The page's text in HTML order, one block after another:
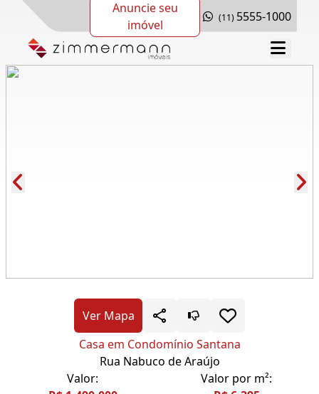
Anuncie seu
imóvel
(11) 5555-1000
Ver Mapa
Casa em Condomínio Santana
Rua Nabuco de Araújo
Valor:
Valor por m²: